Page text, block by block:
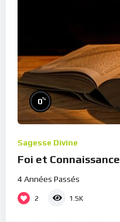
0%
Sagesse Divine
Foi et Connaissance
4 Années Passés
2 1.5K